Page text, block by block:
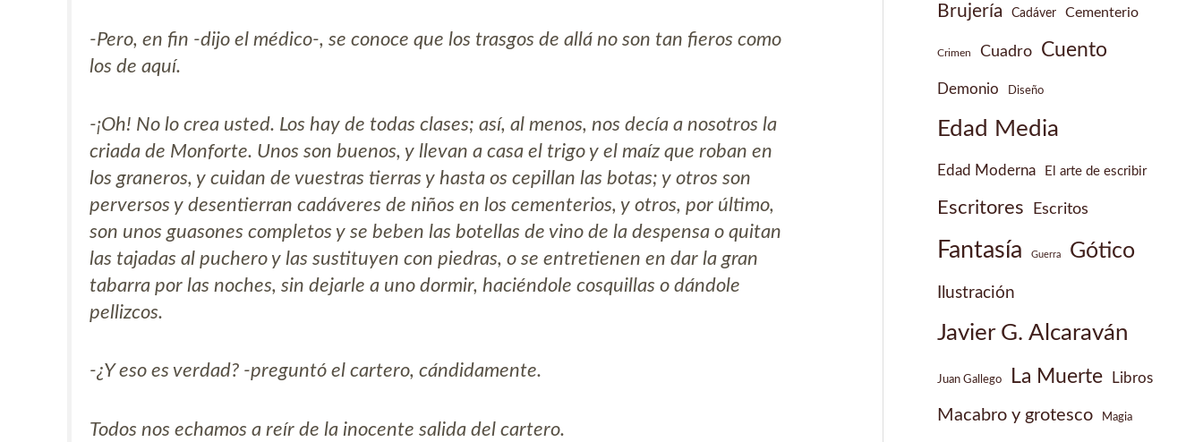
-Pero, en fin -dijo el médico-, se conoce que los trasgos de allá no son tan fieros como
los de aquí.
-¡Oh! No lo crea usted. Los hay de todas clases; así, al menos, nos decía a nosotros la
criada de Monforte. Unos son buenos, y llevan a casa el trigo y el maíz que roban en
los graneros, y cuidan de vuestras tierras y hasta os cepillan las botas; y otros son
perversos y desentierran cadáveres de niños en los cementerios, y otros, por último,
son unos guasones completos y se beben las botellas de vino de la despensa o quitan
las tajadas al puchero y las sustituyen con piedras, o se entretienen en dar la gran
tabarra por las noches, sin dejarle a uno dormir, haciéndole cosquillas o dándole
pellizcos.
-¿Y eso es verdad? -preguntó el cartero, cándidamente.
Todos nos echamos a reír de la inocente salida del cartero.
Brujería Cadáver Cementerio
Crimen Cuadro Cuento
Demonio Diseño
Edad Media
Edad Moderna El arte de escribir
Escritores Escritos
Fantasía Guerra Gótico
Ilustración
Javier G. Alcaraván
Juan Gallego La Muerte Libros
Macabro y grotesco Magia